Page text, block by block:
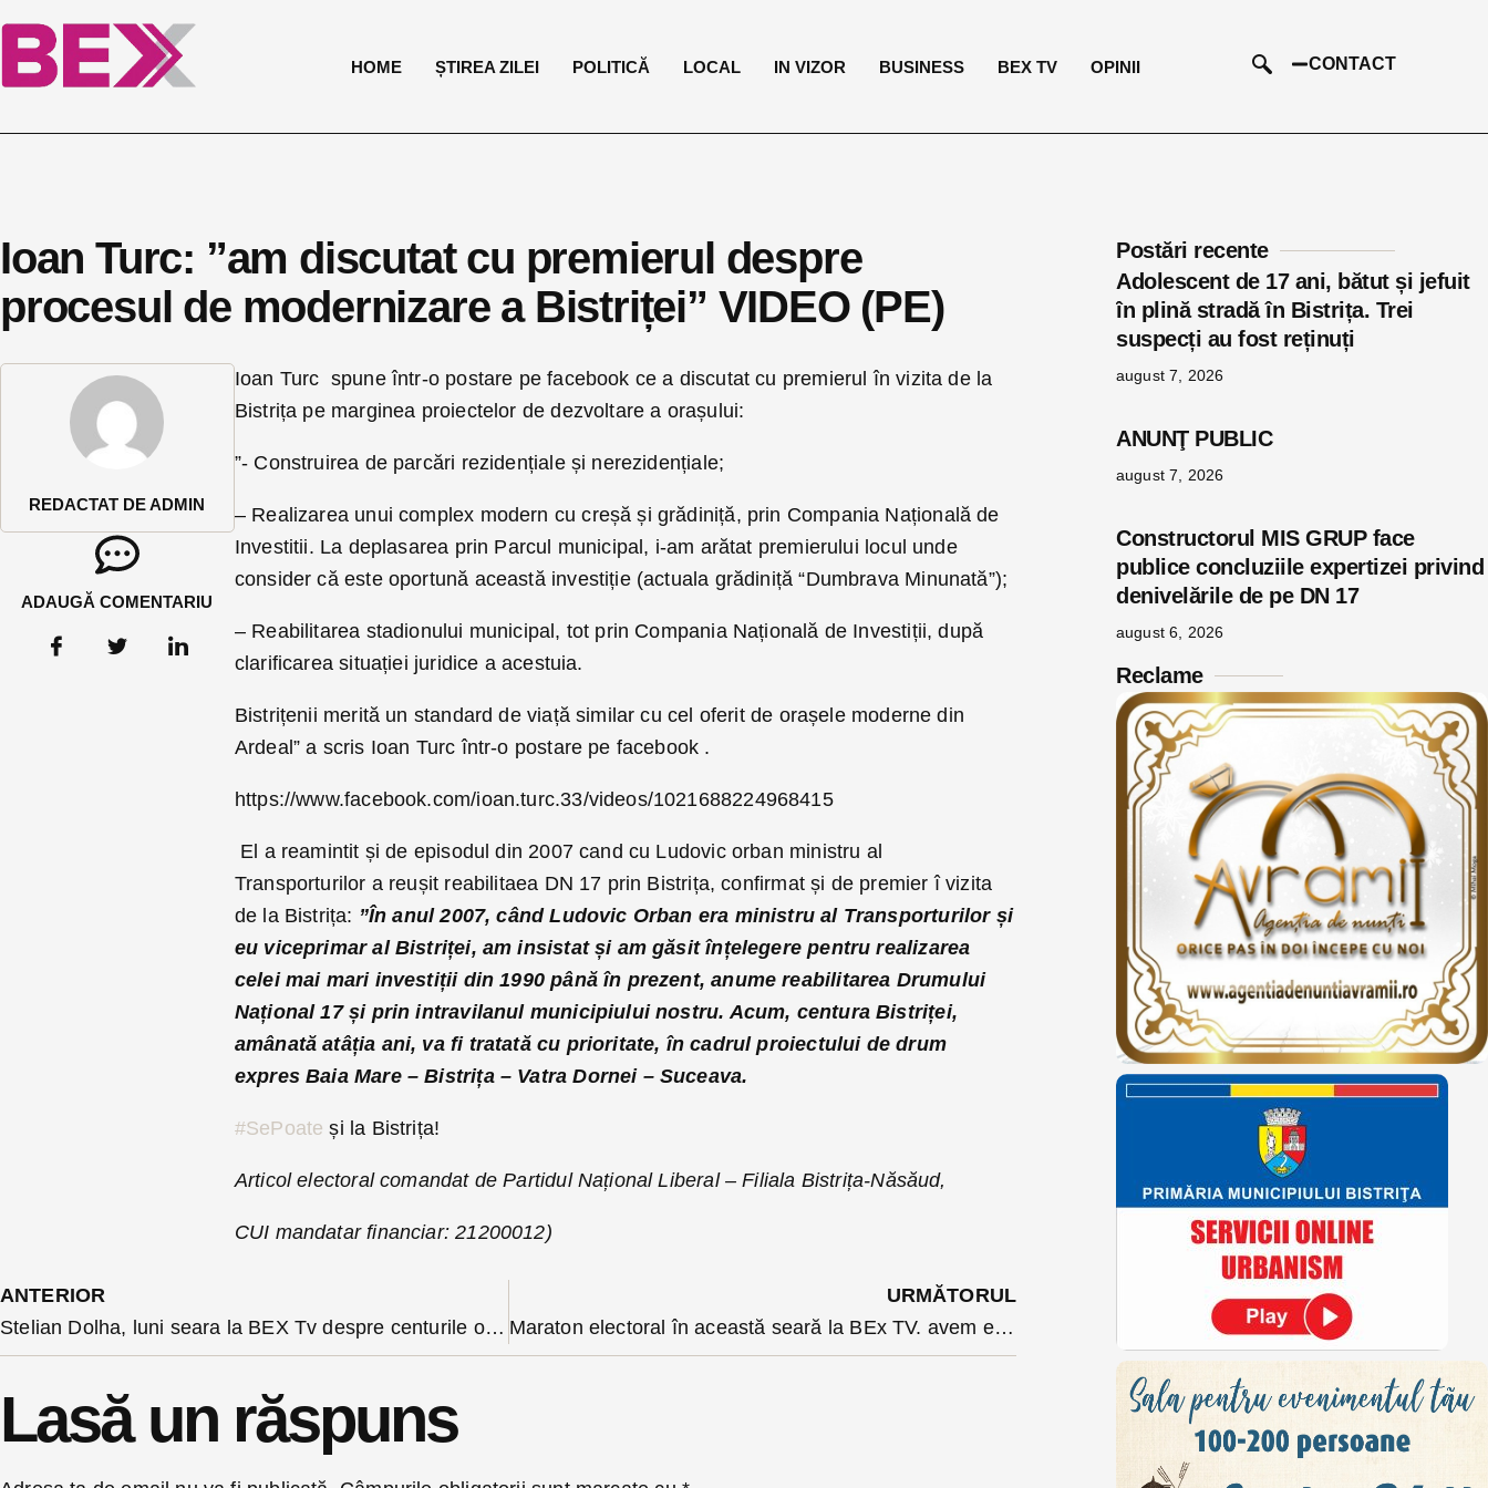
HOME ȘTIREA ZILEI POLITICĂ LOCAL IN VIZOR BUSINESS BEX TV OPINII CONTACT
Ioan Turc: ”am discutat cu premierul despre
procesul de modernizare a Bistriței” VIDEO (PE)
REDACTAT DE ADMIN
ADAUGĂ COMENTARIU
Ioan Turc spune într-o postare pe facebook ce a discutat cu premierul în vizita de la
Bistrița pe marginea proiectelor de dezvoltare a orașului:
”- Construirea de parcări rezidențiale și nerezidențiale;
– Realizarea unui complex modern cu creșă și grădiniță, prin Compania Națională de
Investitii. La deplasarea prin Parcul municipal, i-am arătat premierului locul unde
consider că este oportună această investiție (actuala grădiniță “Dumbrava Minunată”);
– Reabilitarea stadionului municipal, tot prin Compania Națională de Investiții, după
clarificarea situației juridice a acestuia.
Bistrițenii merită un standard de viață similar cu cel oferit de orașele moderne din
Ardeal” a scris Ioan Turc într-o postare pe facebook .
https://www.facebook.com/ioan.turc.33/videos/1021688224968415
El a reamintit și de episodul din 2007 cand cu Ludovic orban ministru al
Transporturilor a reușit reabilitaea DN 17 prin Bistrița, confirmat și de premier î vizita
de la Bistrița: ”În anul 2007, când Ludovic Orban era ministru al Transporturilor și
eu viceprimar al Bistriței, am insistat și am găsit înțelegere pentru realizarea
celei mai mari investiții din 1990 până în prezent, anume reabilitarea Drumului
Național 17 și prin intravilanul municipiului nostru. Acum, centura Bistriței,
amânată atâția ani, va fi tratată cu prioritate, în cadrul proiectului de drum
expres Baia Mare – Bistrița – Vatra Dornei – Suceava.
#SePoate și la Bistrița!
Articol electoral comandat de Partidul Național Liberal – Filiala Bistrița-Năsăud,
CUI mandatar financiar: 21200012)
ANTERIOR
Stelian Dolha, luni seara la BEX Tv despre centurile ocolitoare din judet: ” cei din PSD și-au imaginat că dacă își fac poze si le pun pe facebook cu traseele, e gata, au proiect
URMĂTORUL
Maraton electoral în această seară la BEx TV. avem emisiuni de la 18,00, 19,00 si 20,00
Lasă un răspuns
Postări recente
Adolescent de 17 ani, bătut și jefuit
în plină stradă în Bistrița. Trei
suspecți au fost reținuți
august 7, 2026
ANUNŢ PUBLIC
august 7, 2026
Constructorul MIS GRUP face
publice concluziile expertizei privind
denivelările de pe DN 17
august 6, 2026
Reclame